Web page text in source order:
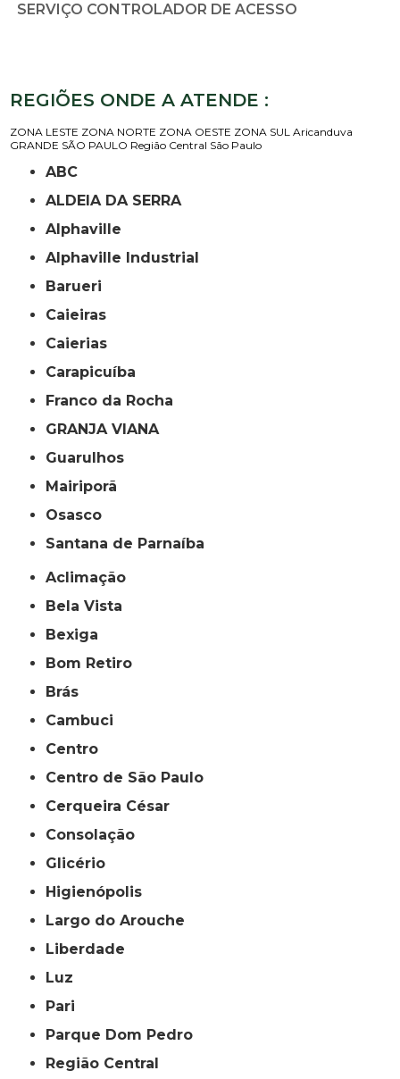
SERVIÇO CONTROLADOR DE ACESSO
REGIÕES ONDE A ATENDE :
ZONA LESTE ZONA NORTE ZONA OESTE ZONA SUL Aricanduva
GRANDE SÃO PAULO Região Central São Paulo
ABC
ALDEIA DA SERRA
Alphaville
Alphaville Industrial
Barueri
Caieiras
Caierias
Carapicuíba
Franco da Rocha
GRANJA VIANA
Guarulhos
Mairiporã
Osasco
Santana de Parnaíba
Aclimação
Bela Vista
Bexiga
Bom Retiro
Brás
Cambuci
Centro
Centro de São Paulo
Cerqueira César
Consolação
Glicério
Higienópolis
Largo do Arouche
Liberdade
Luz
Pari
Parque Dom Pedro
Região Central